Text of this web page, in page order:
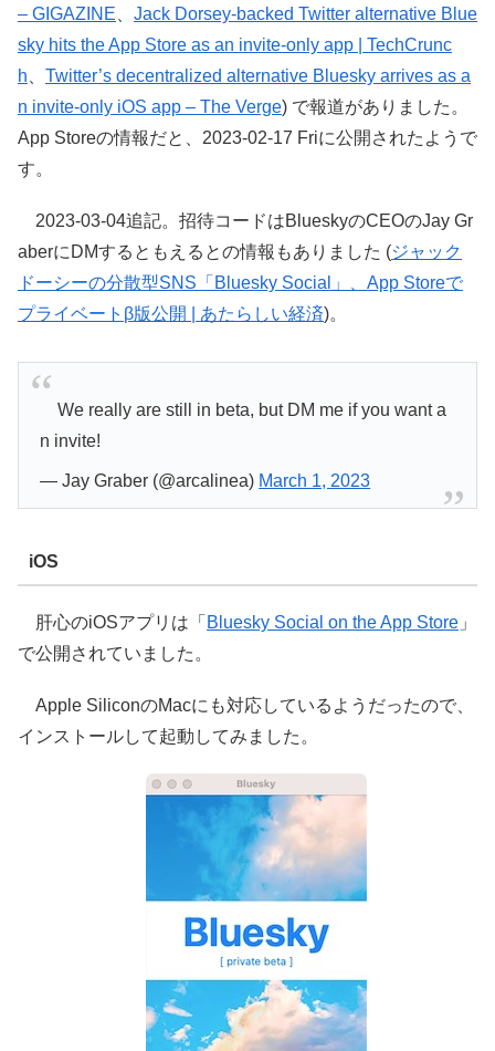
– GIGAZINE
Jack Dorsey-backed Twitter alternative Blue
sky hits the App Store as an invite-only app | TechCrunc
h
Twitter’s decentralized alternative Bluesky arrives as a
n invite-only iOS app – The Verge) で報道がありました。
App Storeの情報だと、2023-02-17 Friに公開されたようで
す。
2023-03-04追記。招待コードはBlueskyのCEOのJay Gr
aberにDMするともえるとの情報もありました (ジャック
ドーシーの分散型SNS「Bluesky Social」、App Storeで
プライベートβ版公開 | あたらしい経済)。
We really are still in beta, but DM me if you want a
n invite!
— Jay Graber (@arcalinea) March 1, 2023
iOS
肝心のiOSアプリは「 Bluesky Social on the App Store 」
で公開されていました。
Apple SiliconのMacにも対応しているようだったので、
インストールして起動してみました。